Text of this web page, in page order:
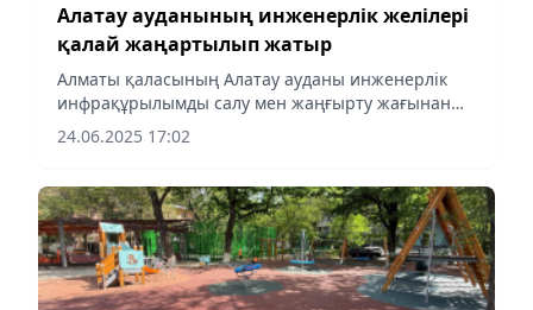
Алатау ауданының инженерлік желілері
қалай жаңартылып жатыр
Алматы қаласының Алатау ауданы инженерлік
инфрақұрылымды салу мен жаңғырту жағынан
қарқынды түрде жаңарып келеді. Сапалы
коммуникациямен қамтамасыз ету жұмыстары
24.06.2025 17:02